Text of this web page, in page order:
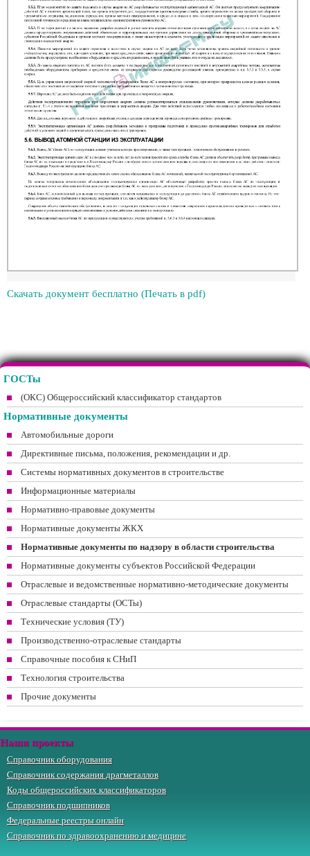
Скачать документ бесплатно (Печать в pdf)
ГОСТы
(ОКС) Общероссийский классификатор стандартов
Нормативные документы
Автомобильные дороги
Директивные письма, положения, рекомендации и др.
Системы нормативных документов в строительстве
Информационные материалы
Нормативно-правовые документы
Нормативные документы ЖКХ
Нормативные документы по надзору в области строительства
Нормативные документы субъектов Российской Федерации
Отраслевые и ведомственные нормативно-методические документы
Отраслевые стандарты (ОСТы)
Технические условия (ТУ)
Производственно-отраслевые стандарты
Справочные пособия к СНиП
Технология строительства
Прочие документы
Наши проекты
Справочник оборудования
Справочник содержания драгметаллов
Коды общероссийских классификаторов
Справочник подшипников
Федеральные реестры онлайн
Справочник по здравоохранению и медицине